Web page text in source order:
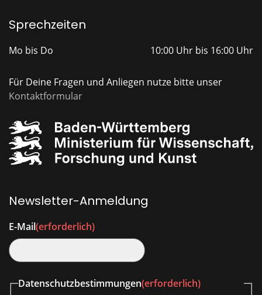
Sprechzeiten
Mo bis Do 10:00 Uhr bis 16:00 Uhr
Für Deine Fragen und Anliegen nutze bitte unser
Kontaktformular
Newsletter-Anmeldung
E-Mail(erforderlich)
Datenschutzbestimmungen(erforderlich)